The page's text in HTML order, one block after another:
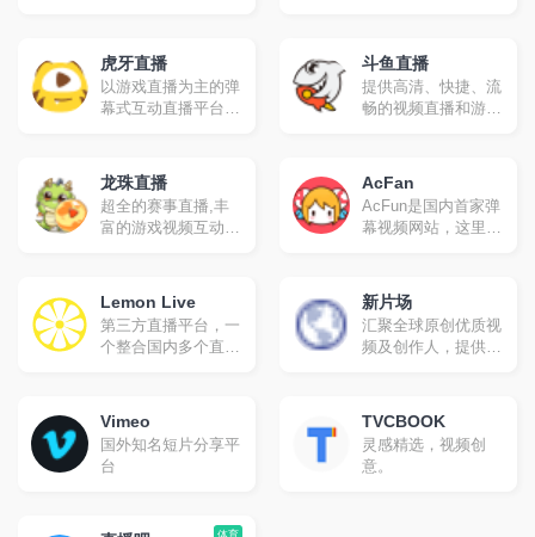
虎牙直播
以游戏直播为主的弹
幕式互动直播平台，
电竞赛事直播与游戏
赛事直播，手游直播
等。包含英雄联盟
lol，王者荣耀，绝地
dota2、dnf等热门游
戏直播以及单机游
戏、手游等游戏直
斗鱼直播
提供高清、快捷、流
畅的视频直播和游戏
越火线cf直播、
dota2直播、美女直
播等各类热门游戏赛
事直播
龙珠直播
超全的赛事直播,丰
富的游戏视频互动平
SSC、F1天王赛等
顶级赛事的高清、流
畅直播,为玩家个人
直播提供全面支持,
花絮视频,这里是观
看比赛、选手、解
说、美女直播和视频
AcFan
AcFun是国内首家弹
幕视频网站，这里有
趣的UP主，好玩有
科技感的虚拟偶像，
年轻人都在用。
Lemon Live
第三方直播平台，一
个整合国内多个直播
无广告纯净版，代码
开源在GitHub，支持
虎牙、斗鱼、
BILIBILI直播、网易
新片场
汇聚全球原创优质视
频及创作人，提供
视频艺术学习教程，
正版视觉素材交易
等，与百万创作人一
起成长。
Vimeo
国外知名短片分享平
台
TVCBOOK
灵感精选，视频创
意。
体育